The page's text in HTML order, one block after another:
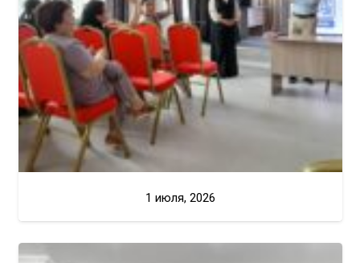
1 июля, 2026